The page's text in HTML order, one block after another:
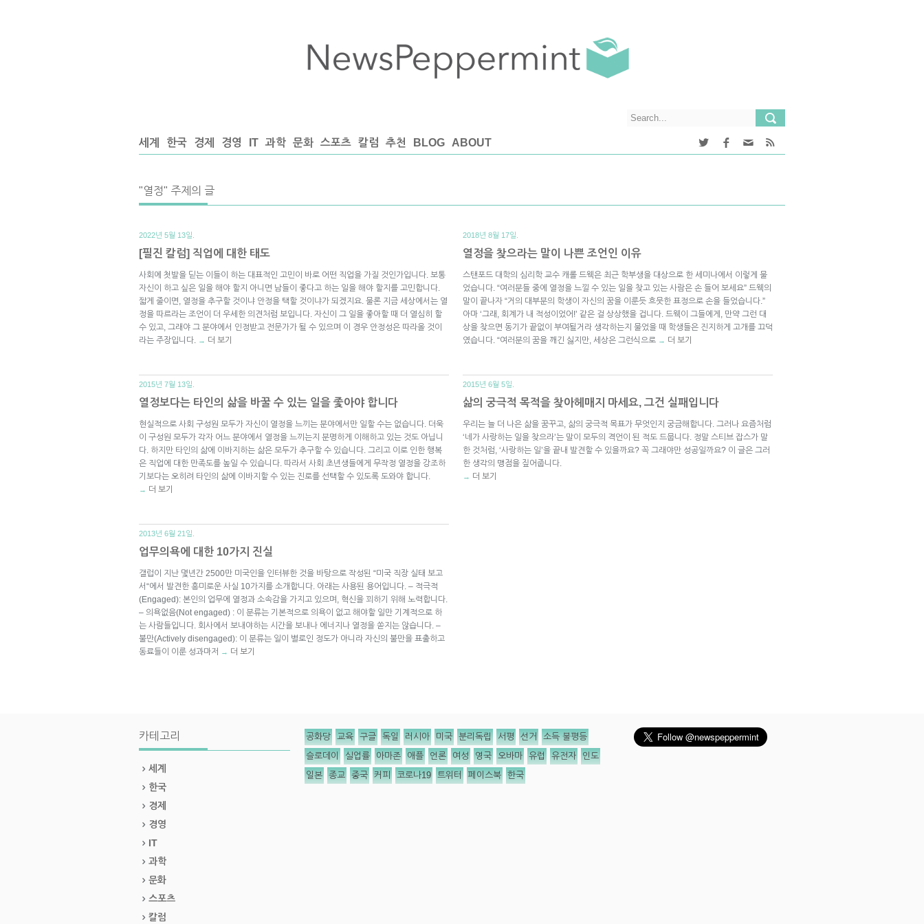
세계 한국 경제 경영 IT 과학 문화 스포츠 칼럼 추천 BLOG ABOUT
"열정" 주제의 글
2022년 5월 13일.
[필진 칼럼] 직업에 대한 태도
사회에 첫발을 딛는 이들이 하는 대표적인 고민이 바로 어떤 직업을 가질 것인가입니다. 보통
자신이 하고 싶은 일을 해야 할지 아니면 남들이 좋다고 하는 일을 해야 할지를 고민합니다.
짧게 줄이면, 열정을 추구할 것이냐 안정을 택할 것이냐가 되겠지요. 물론 지금 세상에서는 열
정을 따르라는 조언이 더 우세한 의견처럼 보입니다. 자신이 그 일을 좋아할 때 더 열심히 할
수 있고, 그래야 그 분야에서 인정받고 전문가가 될 수 있으며 이 경우 안정성은 따라올 것이
라는 주장입니다. → 더 보기
2018년 8월 17일.
열정을 찾으라는 말이 나쁜 조언인 이유
스탠포드 대학의 심리학 교수 캐롤 드웩은 최근 학부생을 대상으로 한 세미나에서 이렇게 물
었습니다. “여러분들 중에 열정을 느낄 수 있는 일을 찾고 있는 사람은 손 들어 보세요” 드웩의
말이 끝나자 “거의 대부분의 학생이 자신의 꿈을 이룬듯 흐뭇한 표정으로 손을 들었습니다.”
아마 ‘그래, 회계가 내 적성이었어!’ 같은 걸 상상했을 겁니다. 드웩이 그들에게, 만약 그런 대
상을 찾으면 동기가 끝없이 부여될거라 생각하는지 물었을 때 학생들은 진지하게 고개를 끄덕
였습니다. “여러분의 꿈을 깨긴 싫지만, 세상은 그런식으로 → 더 보기
2015년 7월 13일.
열정보다는 타인의 삶을 바꿀 수 있는 일을 좇아야 합니다
현실적으로 사회 구성원 모두가 자신이 열정을 느끼는 분야에서만 일할 수는 없습니다. 더욱
이 구성원 모두가 각자 어느 분야에서 열정을 느끼는지 분명하게 이해하고 있는 것도 아닙니
다. 하지만 타인의 삶에 이바지하는 삶은 모두가 추구할 수 있습니다. 그리고 이로 인한 행복
은 직업에 대한 만족도를 높일 수 있습니다. 따라서 사회 초년생들에게 무작정 열정을 강조하
기보다는 오히려 타인의 삶에 이바지할 수 있는 진로를 선택할 수 있도록 도와야 합니다.
→ 더 보기
2015년 6월 5일.
삶의 궁극적 목적을 찾아헤매지 마세요, 그건 실패입니다
우리는 늘 더 나은 삶을 꿈꾸고, 삶의 궁극적 목표가 무엇인지 궁금해합니다. 그러나 요즘처럼
‘네가 사랑하는 일을 찾으라’는 말이 모두의 격언이 된 적도 드뭅니다. 정말 스티브 잡스가 말
한 것처럼, ‘사랑하는 일’을 끝내 발견할 수 있을까요? 꼭 그래야만 성공일까요? 이 글은 그러
한 생각의 맹점을 짚어줍니다.
→ 더 보기
2013년 6월 21일.
업무의욕에 대한 10가지 진실
갤럽이 지난 몇년간 2500만 미국인을 인터뷰한 것을 바탕으로 작성된 “미국 직장 실태 보고
서“에서 발견한 흥미로운 사실 10가지를 소개합니다. 아래는 사용된 용어입니다. – 적극적
(Engaged): 본인의 업무에 열정과 소속감을 가지고 있으며, 혁신을 꾀하기 위해 노력합니다.
– 의욕없음(Not engaged) : 이 분류는 기본적으로 의욕이 없고 해야할 일만 기계적으로 하
는 사람들입니다. 회사에서 보내야하는 시간을 보내나 에너지나 열정을 쏟지는 않습니다. –
불만(Actively disengaged): 이 분류는 일이 별로인 정도가 아니라 자신의 불만을 표출하고
동료들이 이룬 성과마저 → 더 보기
카테고리
세계
한국
경제
경영
IT
과학
문화
스포츠
칼럼
공화당 교육 구글 독일 러시아 미국 분리독립 서평 선거 소득 불평등
슬로데이 실업률 아마존 애플 언론 여성 영국 오바마 유럽 유전자 인도
일본 종교 중국 커피 코로나19 트위터 페이스북 한국